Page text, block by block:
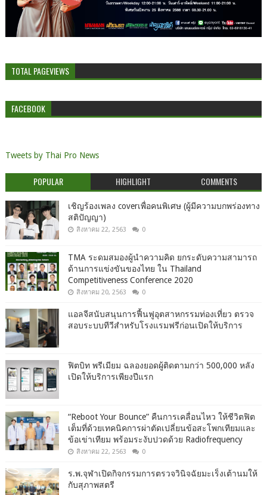
TOTAL PAGEVIEWS
FACEBOOK
Tweets by Thai Pro News
POPULAR HIGHLIGHT COMMENTS
เชิญร้องเพลง coverเพื่อคนพิเศษ (ผู้มีความบกพร่องทาง
สติปัญญา)
สิงหาคม 22, 2563 0
TMA ระดมสมองผู้นำความคิด ยกระดับความสามารถ
ด้านการแข่งขันของไทย ใน Thailand
Competitiveness Conference 2020
สิงหาคม 20, 2563 0
แอลจีสนับสนุนการฟื้นฟูอุตสาหกรรมท่องเที่ยว ตรวจ
สอบระบบทีวีสำหรับโรงแรมฟรีก่อนเปิดให้บริการ
ฟิตบิท พรีเมียม ฉลองยอดผู้ติดตามกว่า 500,000 หลัง
เปิดให้บริการเพียงปีแรก
“Reboot Your Bounce” คืนการเคลื่อนไหว ให้ชีวิตฟิต
เต็มที่ด้วยเทคนิคการผ่าตัดเปลี่ยนข้อสะโพกเทียมและ
ข้อเข่าเทียม พร้อมระงับปวดด้วย Radiofrequency
สิงหาคม 22, 2563 0
ร.พ.จุฬาเปิดกิจกรรมการตรวจวินิจฉัยมะเร็งเต้านมให้
กับสุภาพสตรี